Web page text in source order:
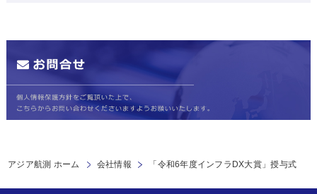
アジア航測 ホーム 会社情報 「令和6年度インフラDX大賞」授与式